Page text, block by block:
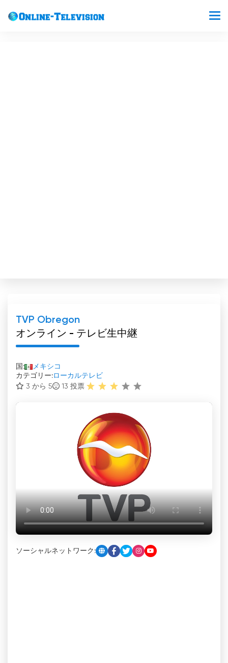
TVP Obregon
オンライン - テレビ生中継
国:
メキシコ
カテゴリー: ローカルテレビ
3 から 5
13 投票
ソーシャルネットワーク: